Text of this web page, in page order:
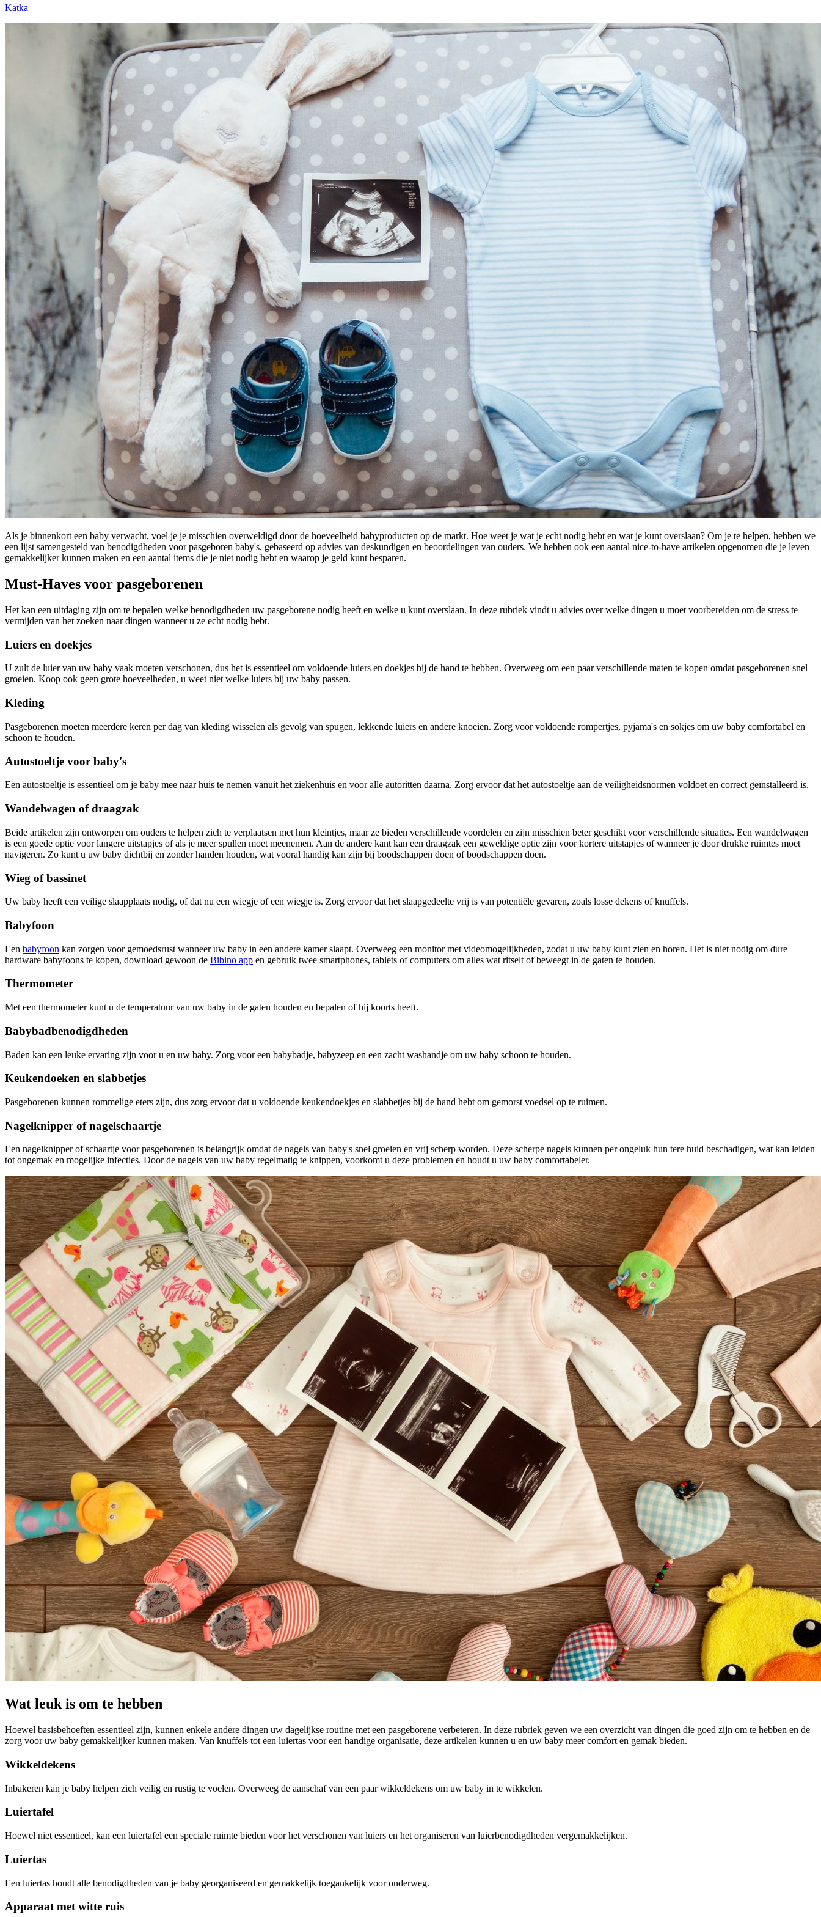
Katka
Als je binnenkort een baby verwacht, voel je je misschien overweldigd door de hoeveelheid babyproducten op de markt. Hoe weet je wat je echt nodig hebt en wat je kunt overslaan? Om je te helpen, hebben we
een lijst samengesteld van benodigdheden voor pasgeboren baby's, gebaseerd op advies van deskundigen en beoordelingen van ouders. We hebben ook een aantal nice-to-have artikelen opgenomen die je leven
gemakkelijker kunnen maken en een aantal items die je niet nodig hebt en waarop je geld kunt besparen.
Must-Haves voor pasgeborenen
Het kan een uitdaging zijn om te bepalen welke benodigdheden uw pasgeborene nodig heeft en welke u kunt overslaan. In deze rubriek vindt u advies over welke dingen u moet voorbereiden om de stress te
vermijden van het zoeken naar dingen wanneer u ze echt nodig hebt.
Luiers en doekjes
U zult de luier van uw baby vaak moeten verschonen, dus het is essentieel om voldoende luiers en doekjes bij de hand te hebben. Overweeg om een paar verschillende maten te kopen omdat pasgeborenen snel
groeien. Koop ook geen grote hoeveelheden, u weet niet welke luiers bij uw baby passen.
Kleding
Pasgeborenen moeten meerdere keren per dag van kleding wisselen als gevolg van spugen, lekkende luiers en andere knoeien. Zorg voor voldoende rompertjes, pyjama's en sokjes om uw baby comfortabel en
schoon te houden.
Autostoeltje voor baby's
Een autostoeltje is essentieel om je baby mee naar huis te nemen vanuit het ziekenhuis en voor alle autoritten daarna. Zorg ervoor dat het autostoeltje aan de veiligheidsnormen voldoet en correct geïnstalleerd is.
Wandelwagen of draagzak
Beide artikelen zijn ontworpen om ouders te helpen zich te verplaatsen met hun kleintjes, maar ze bieden verschillende voordelen en zijn misschien beter geschikt voor verschillende situaties. Een wandelwagen
is een goede optie voor langere uitstapjes of als je meer spullen moet meenemen. Aan de andere kant kan een draagzak een geweldige optie zijn voor kortere uitstapjes of wanneer je door drukke ruimtes moet
navigeren. Zo kunt u uw baby dichtbij en zonder handen houden, wat vooral handig kan zijn bij boodschappen doen of boodschappen doen.
Wieg of bassinet
Uw baby heeft een veilige slaapplaats nodig, of dat nu een wiegje of een wiegje is. Zorg ervoor dat het slaapgedeelte vrij is van potentiële gevaren, zoals losse dekens of knuffels.
Babyfoon
Een babyfoon kan zorgen voor gemoedsrust wanneer uw baby in een andere kamer slaapt. Overweeg een monitor met videomogelijkheden, zodat u uw baby kunt zien en horen. Het is niet nodig om dure
hardware babyfoons te kopen, download gewoon de Bibino app en gebruik twee smartphones, tablets of computers om alles wat ritselt of beweegt in de gaten te houden.
Thermometer
Met een thermometer kunt u de temperatuur van uw baby in de gaten houden en bepalen of hij koorts heeft.
Babybadbenodigdheden
Baden kan een leuke ervaring zijn voor u en uw baby. Zorg voor een babybadje, babyzeep en een zacht washandje om uw baby schoon te houden.
Keukendoeken en slabbetjes
Pasgeborenen kunnen rommelige eters zijn, dus zorg ervoor dat u voldoende keukendoekjes en slabbetjes bij de hand hebt om gemorst voedsel op te ruimen.
Nagelknipper of nagelschaartje
Een nagelknipper of schaartje voor pasgeborenen is belangrijk omdat de nagels van baby's snel groeien en vrij scherp worden. Deze scherpe nagels kunnen per ongeluk hun tere huid beschadigen, wat kan leiden
tot ongemak en mogelijke infecties. Door de nagels van uw baby regelmatig te knippen, voorkomt u deze problemen en houdt u uw baby comfortabeler.
Wat leuk is om te hebben
Hoewel basisbehoeften essentieel zijn, kunnen enkele andere dingen uw dagelijkse routine met een pasgeborene verbeteren. In deze rubriek geven we een overzicht van dingen die goed zijn om te hebben en de
zorg voor uw baby gemakkelijker kunnen maken. Van knuffels tot een luiertas voor een handige organisatie, deze artikelen kunnen u en uw baby meer comfort en gemak bieden.
Wikkeldekens
Inbakeren kan je baby helpen zich veilig en rustig te voelen. Overweeg de aanschaf van een paar wikkeldekens om uw baby in te wikkelen.
Luiertafel
Hoewel niet essentieel, kan een luiertafel een speciale ruimte bieden voor het verschonen van luiers en het organiseren van luierbenodigdheden vergemakkelijken.
Luiertas
Een luiertas houdt alle benodigdheden van je baby georganiseerd en gemakkelijk toegankelijk voor onderweg.
Apparaat met witte ruis